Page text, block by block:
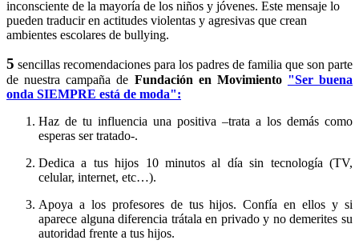
inconsciente de la mayoría de los niños y jóvenes. Este mensaje lo
pueden traducir en actitudes violentas y agresivas que crean
ambientes escolares de bullying.
5 sencillas recomendaciones para los padres de familia que son parte
de nuestra campaña de Fundación en Movimiento "Ser buena
onda SIEMPRE está de moda":
Haz de tu influencia una positiva –trata a los demás como
esperas ser tratado-.
Dedica a tus hijos 10 minutos al día sin tecnología (TV,
celular, internet, etc…).
Apoya a los profesores de tus hijos. Confía en ellos y si
aparece alguna diferencia trátala en privado y no demerites su
autoridad frente a tus hijos.